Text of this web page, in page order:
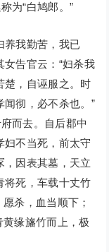
为“白鸠郎。”
我勤苦，我已
女告官云：“妇杀我
楚，自诬服之。时
闻彻，必不杀也。”
而去。自后郡中
妇不当死，前太守
，因表其墓，天立
将死，车载十丈竹
杀，血当顺下；
黄缘旛竹而上，极